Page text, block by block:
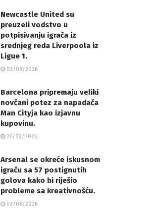
Newcastle United su
preuzeli vodstvo u
potpisivanju igrača iz
srednjeg reda Liverpoola iz
Ligue 1.
03/08/2026
Barcelona pripremaju veliki
novčani potez za napadača
Man Cityja kao izjavnu
kupovinu.
26/02/2026
Arsenal se okreće iskusnom
igraču sa 57 postignutih
golova kako bi riješio
probleme sa kreativnošću.
03/08/2026